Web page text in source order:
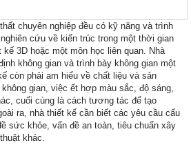
chuyên nghiệp đều có kỹ năng và trình
cứu về kiến trúc trong một thời gian
3D hoặc một môn học liên quan. Nhà
không gian và trình bày không gian một
còn phải am hiểu về chất liệu và sản
gian, việc ết hợp màu sắc, độ sáng,
cuối cùng là cách tương tác để tạo
ra, nhà thiết kế cần biết các yêu cầu cấu
sức khỏe, vấn đề an toàn, tiêu chuẩn xây
khác.